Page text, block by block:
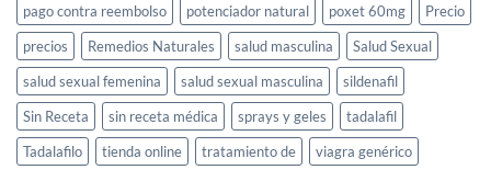
pago contra reembolso
potenciador natural poxet 60mg
Precio
precios
Remedios Naturales salud masculina
Salud Sexual
salud sexual femenina
salud sexual masculina
sildenafil
Sin Receta
sin receta médica sprays y geles
tadalafil
Tadalafilo
tienda online tratamiento de viagra genérico